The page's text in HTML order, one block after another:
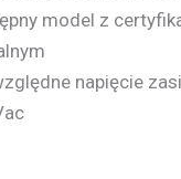
model z
napięcie